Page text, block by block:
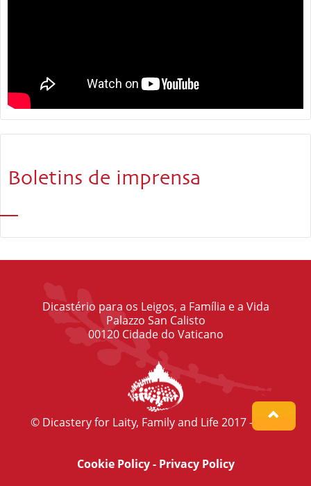
Boletins de imprensa
Dicastério para os Leigos, a Família e a Vida
Palazzo San Calisto
00120 Cidade do Vaticano
© Dicastery for Laity, Family and Life 2017 - 2022
Cookie Policy- Privacy Policy